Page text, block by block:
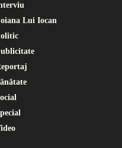
Lui Iocan